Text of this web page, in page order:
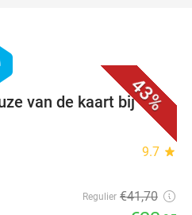
43%
van de kaart bij
9.7 star
Regulier €41,70